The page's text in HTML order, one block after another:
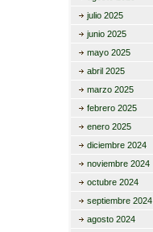
julio 2025
junio 2025
mayo 2025
abril 2025
marzo 2025
febrero 2025
enero 2025
diciembre 2024
noviembre 2024
octubre 2024
septiembre 2024
agosto 2024